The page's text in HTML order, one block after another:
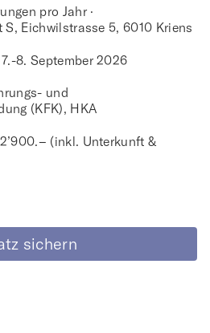
pro Jahr ·
Eichwilstrasse 5, 6010 Kriens
8. September 2026
und
(KFK), HKA
(inkl. Unterkunft &
sichern